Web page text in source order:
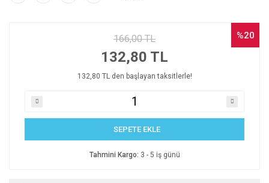
%20
166,00 TL
132,80 TL
132,80 TL den başlayan taksitlerle!
SEPETE EKLE
Tahmini Kargo: 3 - 5 iş günü